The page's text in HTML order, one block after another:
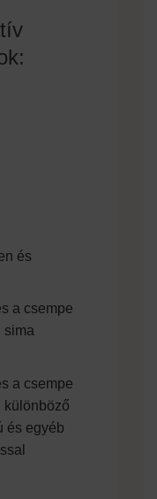
és
a csempe
sima
a csempe
különböző
és egyéb